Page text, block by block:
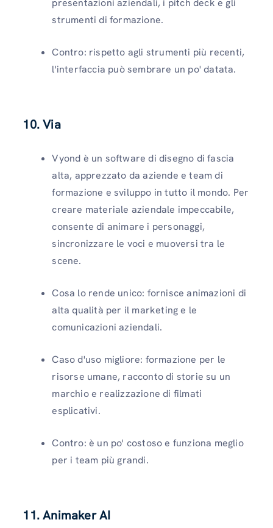
presentazioni aziendali, i pitch deck e gli
strumenti di formazione.
Contro: rispetto agli strumenti più recenti,
l'interfaccia può sembrare un po' datata.
10. Via
Vyond è un software di disegno di fascia
alta, apprezzato da aziende e team di
formazione e sviluppo in tutto il mondo. Per
creare materiale aziendale impeccabile,
consente di animare i personaggi,
sincronizzare le voci e muoversi tra le
scene.
Cosa lo rende unico: fornisce animazioni di
alta qualità per il marketing e le
comunicazioni aziendali.
Caso d'uso migliore: formazione per le
risorse umane, racconto di storie su un
marchio e realizzazione di filmati
esplicativi.
Contro: è un po' costoso e funziona meglio
per i team più grandi.
11. Animaker AI